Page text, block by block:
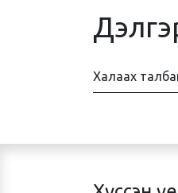
Халаах